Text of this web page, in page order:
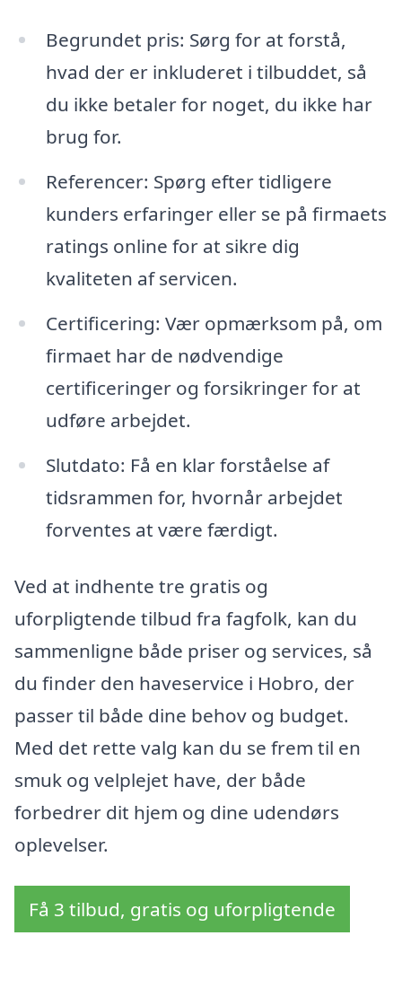
Begrundet pris: Sørg for at forstå,
hvad der er inkluderet i tilbuddet, så
du ikke betaler for noget, du ikke har
brug for.
Referencer: Spørg efter tidligere
kunders erfaringer eller se på firmaets
ratings online for at sikre dig
kvaliteten af servicen.
Certificering: Vær opmærksom på, om
firmaet har de nødvendige
certificeringer og forsikringer for at
udføre arbejdet.
Slutdato: Få en klar forståelse af
tidsrammen for, hvornår arbejdet
forventes at være færdigt.
Ved at indhente tre gratis og
uforpligtende tilbud fra fagfolk, kan du
sammenligne både priser og services, så
du finder den haveservice i Hobro, der
passer til både dine behov og budget.
Med det rette valg kan du se frem til en
smuk og velplejet have, der både
forbedrer dit hjem og dine udendørs
oplevelser.
Få 3 tilbud, gratis og uforpligtende